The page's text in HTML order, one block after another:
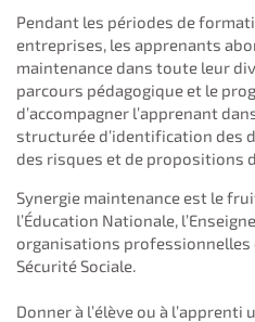
Pendant les périodes de
entreprises, les apprenants
maintenance dans toute leur
parcours pédagogique et le
d’accompagner l’apprenant
structurée d’identification des
des risques et de propositions
Synergie maintenance est le
l’Éducation Nationale,
organisations professionnelles
Sécurité Sociale.
Donner à l’élève ou à